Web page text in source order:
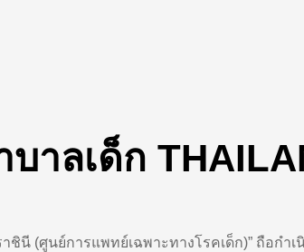
าลเด็ก
ชินี (ศูนย์การแพทย์เฉพาะทางโรคเด็ก)” ถือกำ